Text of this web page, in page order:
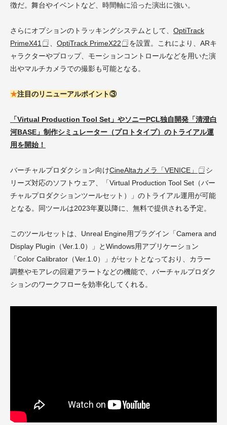
徴だ。舞台やイベントなど、時間軸に沿った演出に強い。
さらにオプションのトラッキングシステムとして、 OptiTrack
PrimeX41
OptiTrack PrimeX22
を設置。これにより、ARキ
ャラクターやプロップ、モーションコントロールなどを用いた演
出やマルチカメラでの撮影も可能となる。
★注目のリニューアルポイント③
「Virtual Production Tool Set」やソニーPCL独自開発「清澄白
河BASE」制作シミュレーター（プロトタイプ）のトライアル運
用を開始！
バーチャルプロダクション向けCineAltaカメラ「VENICE」
シ
リーズ対応のソフトウェア、「Virtual Production Tool Set（バー
チャルプロダクションツールセット）」のトライアル運用が可能
となる。同ツールは2023年夏以降に、無料で提供される予定。
このツールセットは、Unreal Engine用プラグイン「Camera and
Display Plugin（Ver.1.0）」とWindows用アプリケーション
「Color Calibrator（Ver.1.0）」がセットとなっており、カラー
調整やモアレの回避アラートなどの機能で、バーチャルプロダク
ションのワークフローを効率化してくれる。